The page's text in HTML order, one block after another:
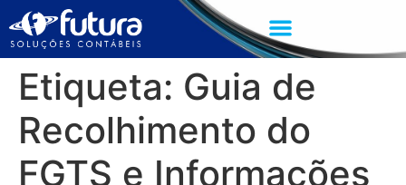
Etiqueta: Guia de
Recolhimento do
FGTS e Informações